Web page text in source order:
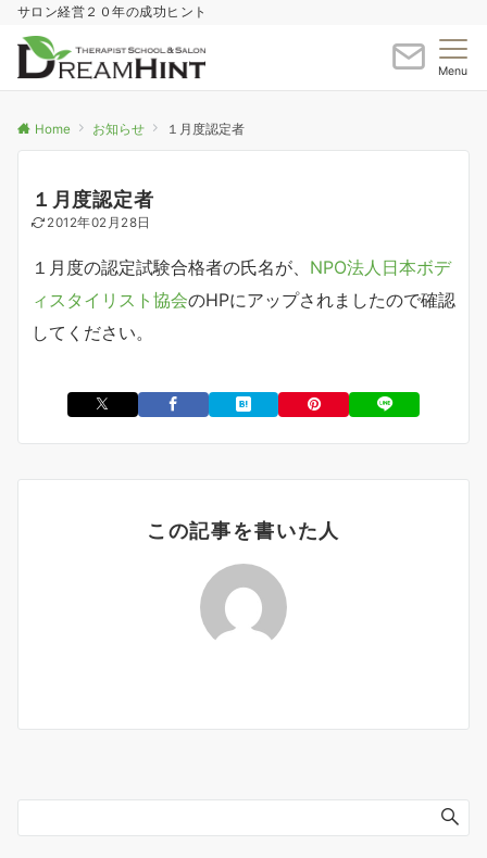
サロン経営２０年の成功ヒント
Menu
Home お知らせ １月度認定者
１月度認定者
2012年02月28日
１月度の認定試験合格者の氏名が、 NPO法人日本ボデ
ィスタイリスト協会のHPにアップされましたので確認
してください。
この記事を書いた人